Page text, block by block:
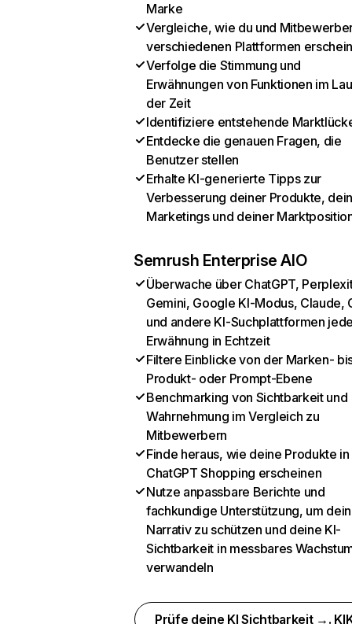
Marke
Vergleiche, wie du und
verschiedenen Plattformen
Verfolge die Stimmung und
Erwähnungen von Funktionen im
der Zeit
Identifiziere entstehende
Entdecke die genauen Fragen, die
Benutzer stellen
Erhalte KI-generierte Tipps zur
Verbesserung deiner Produkte,
Marketings und deiner
Semrush Enterprise AIO
Überwache über ChatGPT,
Gemini, Google KI-Modus, Claude,
und andere KI-Suchplattformen
Erwähnung in Echtzeit
Filtere Einblicke von der Marken-
Produkt- oder Prompt-Ebene
Benchmarking von Sichtbarkeit und
Wahrnehmung im Vergleich zu
Mitbewerbern
Finde heraus, wie deine Produkte in
ChatGPT Shopping erscheinen
Nutze anpassbare Berichte und
fachkundige Unterstützung, um dein
Narrativ zu schützen und deine KI-
Sichtbarkeit in messbares
verwandeln
Prüfe deine KI Sichtbarkeit →.